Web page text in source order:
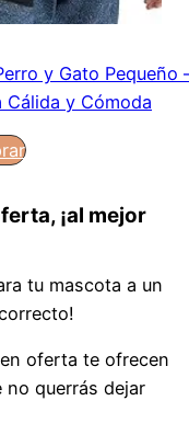
y Gato Pequeño
y Cómoda
¡al mejor
tu mascota a un
oferta te ofrecen
querrás dejar